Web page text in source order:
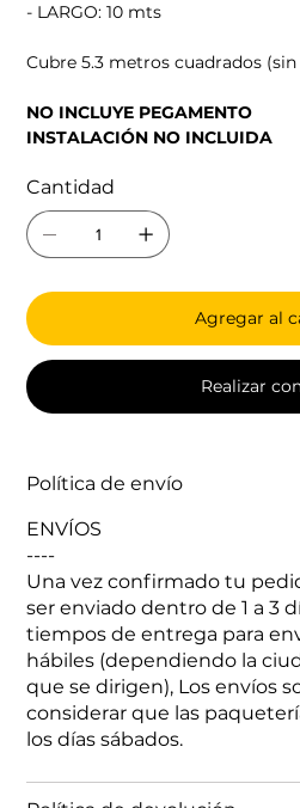
- LARGO: 10 mts
Cubre 5.3 metros cuadrados
NO INCLUYE PEGAMENTO
INSTALACIÓN NO INCLUIDA
Cantidad
Agregar al
Realizar
Política de envío
ENVÍOS
----
Una vez confirmado tu
ser enviado dentro de 1 a 3
tiempos de entrega para
hábiles (dependiendo la
que se dirigen), Los envíos
considerar que las
los días sábados.